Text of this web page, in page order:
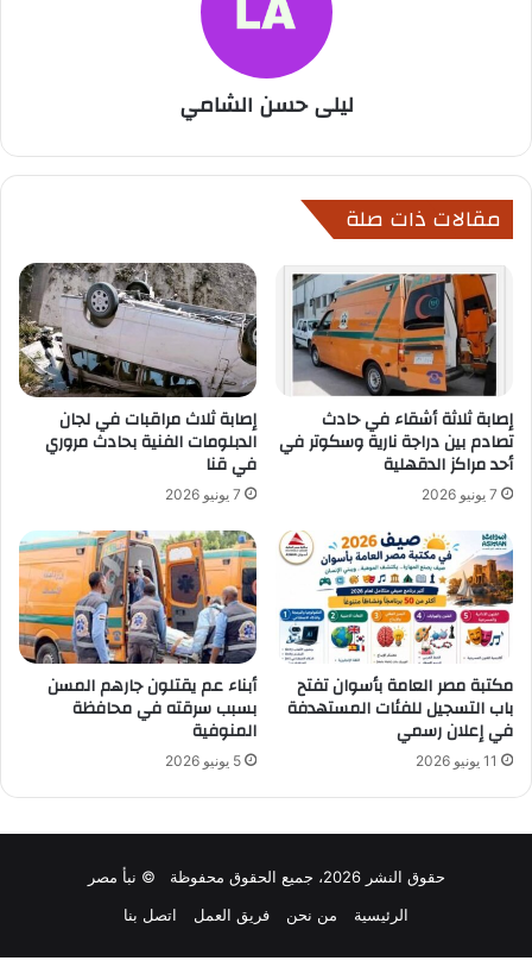
ليلى حسن الشامي
مقالات ذات صلة
إصابة ثلاثة أشقاء في حادث
تصادم بين دراجة نارية وسكوتر في
أحد مراكز الدقهلية
7 يونيو 2026
إصابة ثلاث مراقبات في لجان
الدبلومات الفنية بحادث مروري
في قنا
7 يونيو 2026
مكتبة مصر العامة بأسوان تفتح
باب التسجيل للفئات المستهدفة
في إعلان رسمي
11 يونيو 2026
أبناء عم يقتلون جارهم المسن
بسبب سرقته في محافظة
المنوفية
5 يونيو 2026
حقوق النشر 2026، جميع الحقوق محفوظة © نبأ مصر
الرئيسية
من نحن فريق العمل اتصل بنا